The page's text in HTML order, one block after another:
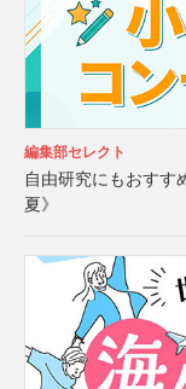
編集部セレクト
自由研究にもおすす
夏》